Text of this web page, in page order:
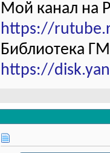
Мой канал на
https://
Библиотека
https://